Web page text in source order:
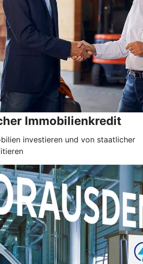
Immobilienkredit
investieren und von staatlicher